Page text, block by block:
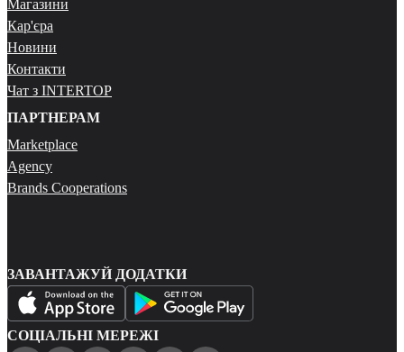
Магазини
Кар'єра
Новини
Контакти
Чат з INTERTOP
ПАРТНЕРАМ
Marketplace
Agency
Brands Cooperations
ЗАВАНТАЖУЙ ДОДАТКИ
СОЦІАЛЬНІ МЕРЕЖІ